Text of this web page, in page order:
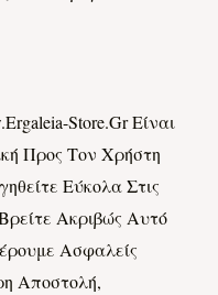
Store.gr Είναι
Προς Τον Χρήστη
Εύκολα Στις
Ακριβώς Αυτό
Ασφαλείς
Αποστολή,